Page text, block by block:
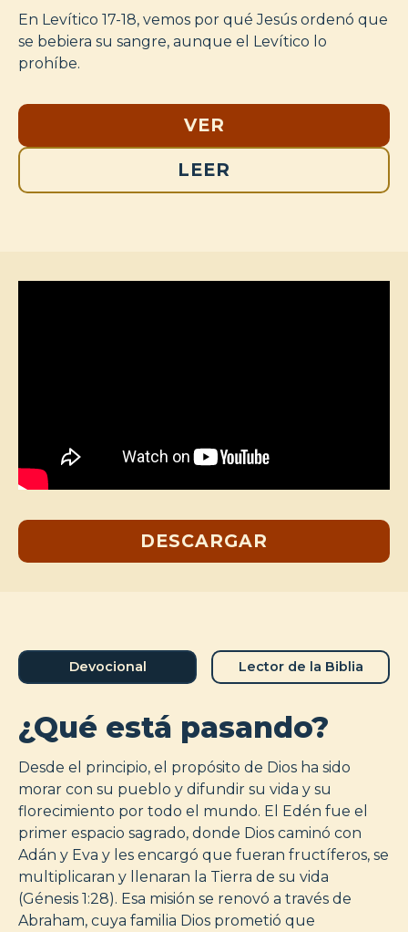
En Levítico 17-18, vemos por qué Jesús ordenó que
se bebiera su sangre, aunque el Levítico lo
prohíbe.
VER
LEER
DESCARGAR
Devocional Lector de la Biblia
¿Qué está pasando?
Desde el principio, el propósito de Dios ha sido
morar con su pueblo y difundir su vida y su
florecimiento por todo el mundo. El Edén fue el
primer espacio sagrado, donde Dios caminó con
Adán y Eva y les encargó que fueran fructíferos, se
multiplicaran y llenaran la Tierra de su vida
(Génesis 1:28). Esa misión se renovó a través de
Abraham, cuya familia Dios prometió que